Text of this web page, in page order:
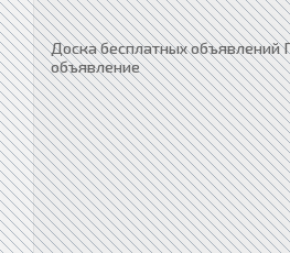
Доска бесплатных
объявление